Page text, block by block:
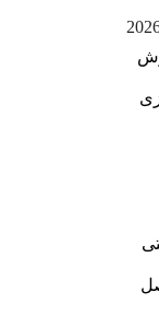
فصل